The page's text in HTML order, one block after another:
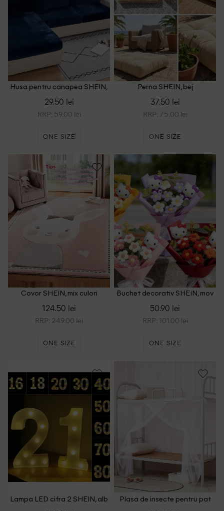
Husa pentru canapea SHEIN,
29.50 lei
RRP: 59.00 lei
ONE SIZE
Perna SHEIN, bej
37.50 lei
RRP: 75.00 lei
ONE SIZE
Covor SHEIN, mix culori
124.50 lei
RRP: 249.00 lei
ONE SIZE
Buchet decorativ SHEIN, mov
50.90 lei
RRP: 101.00 lei
ONE SIZE
Lampa LED cifra 2 SHEIN, alb
Plasa de insecte pentru pat